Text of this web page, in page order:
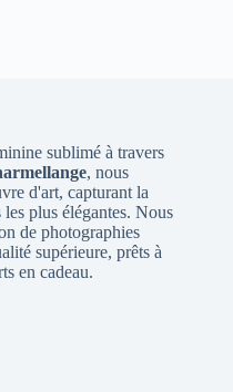
sublimé à travers
, nous
d'art, capturant la
les plus élégantes. Nous
de photographies
supérieure, prêts à
en cadeau.